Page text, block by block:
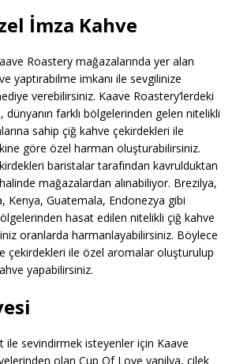
İmza Kahve
Roastery mağazalarında yer alan
yaptırabilme imkanı ile sevgilinize
verebilirsiniz. Kaave Roastery’lerdeki
dünyanın farklı bölgelerinden gelen nitelikli
sahip çiğ kahve çekirdekleri ile
göre özel harman oluşturabilirsiniz.
baristalar tarafından kavrulduktan
mağazalardan alınabiliyor. Brezilya,
Kenya, Guatemala, Endonezya gibi
hasat edilen nitelikli çiğ kahve
oranlarda harmanlayabilirsiniz. Böylece
çekirdekleri ile özel aromalar oluşturulup
yapabilirsiniz.
ile sevindirmek isteyenler için Kaave
olan Cup Of Love vanilya, çilek